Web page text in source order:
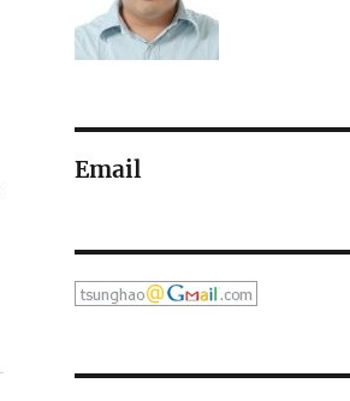
Email